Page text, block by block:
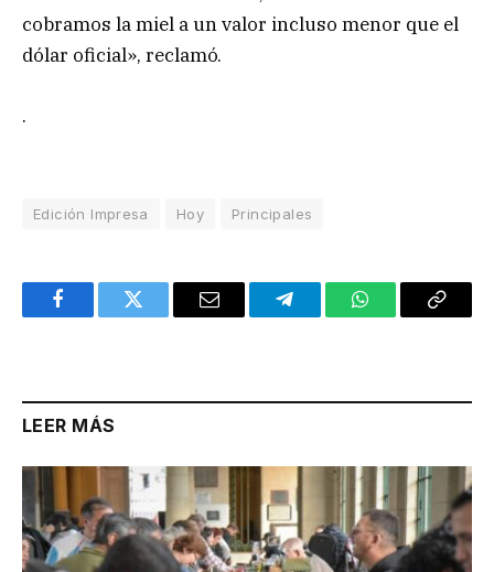
cobramos la miel a un valor incluso menor que el
dólar oficial», reclamó.
.
Edición Impresa Hoy Principales
FacebookTwitter Email TelegramWhatsAppCopy
LEER MÁS